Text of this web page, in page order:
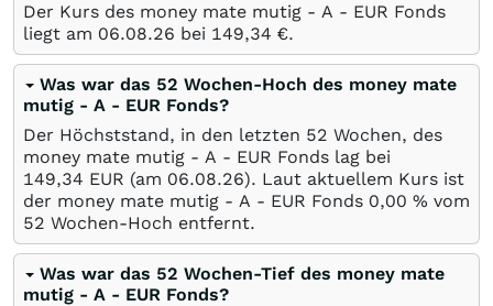
Der Kurs des money mate mutig - A - EUR Fonds
liegt am 06.08.26 bei 149,34 €.
Was war das 52 Wochen-Hoch des money mate
mutig - A - EUR Fonds?
Der Höchststand, in den letzten 52 Wochen, des
money mate mutig - A - EUR Fonds lag bei
149,34 EUR (am 06.08.26). Laut aktuellem Kurs ist
der money mate mutig - A - EUR Fonds 0,00 % vom
52 Wochen-Hoch entfernt.
Was war das 52 Wochen-Tief des money mate
mutig - A - EUR Fonds?